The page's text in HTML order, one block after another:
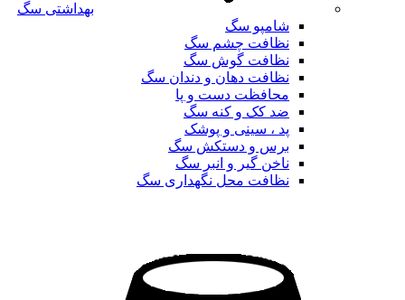
بهداشتی سگ
شامپو سگ
نظافت چشم سگ
نظافت گوش سگ
نظافت دهان و دندان سگ
محافظت دست و پا
ضد کک و کنه سگ
پد ، سینی و پوشک
برس و دستکش سگ
ناخن گیر و انبر سگ
نظافت محل نگهداری سگ